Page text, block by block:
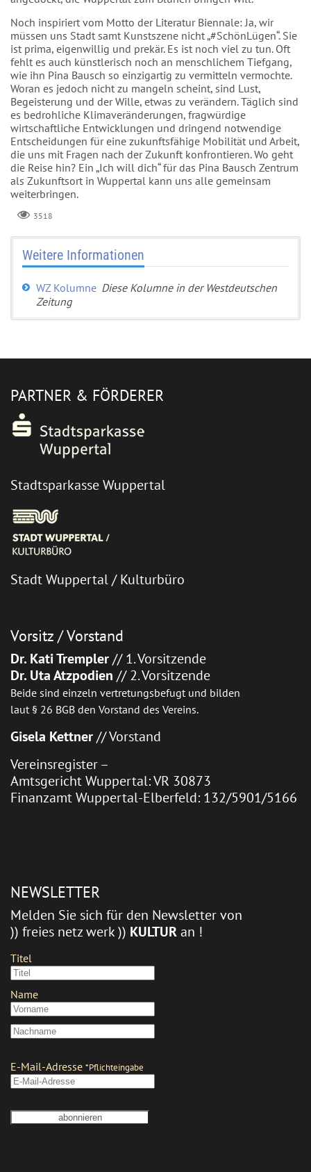
Noch inspiriert vom Motto der Literatur Biennale: Ja, wir
müssen uns Stadt samt Kunstszene nicht „#SchönLügen“. Sie
ist prima, eigenwillig und prekär. Es ist noch viel zu tun. Oft
fehlt es auch künstlerisch noch an menschlichem Tiefgang,
wie ihn Pina Bausch so einzigartig zu vermitteln vermochte.
Woran es jedoch nicht zu mangeln scheint, sind Lust,
Begeisterung und der Wille, etwas zu verändern. Täglich sind
es bedrohliche Klimaveränderungen, fragwürdige
wirtschaftliche Entwicklungen und dringend notwendige
Entscheidungen für eine zukunftsfähige Mobilität und Arbeit,
die uns mit Fragen nach der Zukunft konfrontieren. Wo geht
die Reise hin? Ein „Ich will dich“ für das Pina Bausch Zentrum
als Zukunftsort in Wuppertal kann uns alle gemeinsam
weiterbringen.
3518
Weitere Informationen
WZ Kolumne Diese Kolumne in der Westdeutschen
Zeitung
PARTNER & FÖRDERER
Stadtsparkasse Wuppertal
Stadt Wuppertal / Kulturbüro
Vorsitz / Vorstand
Dr. Kati Trempler// 1. Vorsitzende
Dr. Uta Atzpodien // 2. Vorsitzende
Beide sind einzeln vertretungsbefugt und bilden
laut § 26 BGB den Vorstand des Vereins.
Gisela Kettner// Vorstand
Vereinsregister –
Amtsgericht Wuppertal: VR 30873
Finanzamt Wuppertal-Elberfeld: 132/5901/5166
NEWSLETTER
Melden Sie sich für den Newsletter von
)) freies netz werk )) KULTURan !